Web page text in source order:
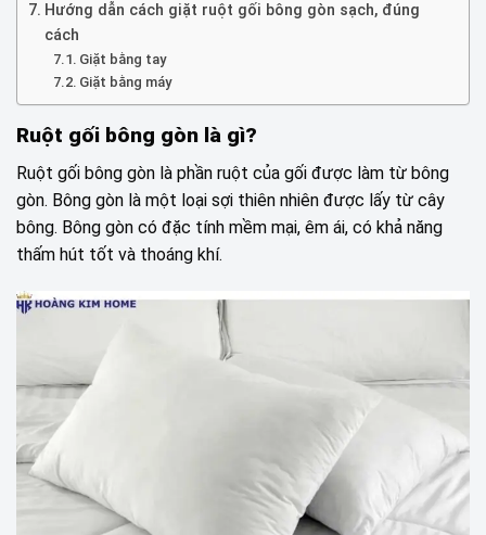
Hướng dẫn cách giặt ruột gối bông gòn sạch, đúng
cách
Giặt bằng tay
Giặt bằng máy
Ruột gối bông gòn là gì?
Ruột gối bông gòn là phần ruột của gối được làm từ bông
gòn. Bông gòn là một loại sợi thiên nhiên được lấy từ cây
bông. Bông gòn có đặc tính mềm mại, êm ái, có khả năng
thấm hút tốt và thoáng khí.